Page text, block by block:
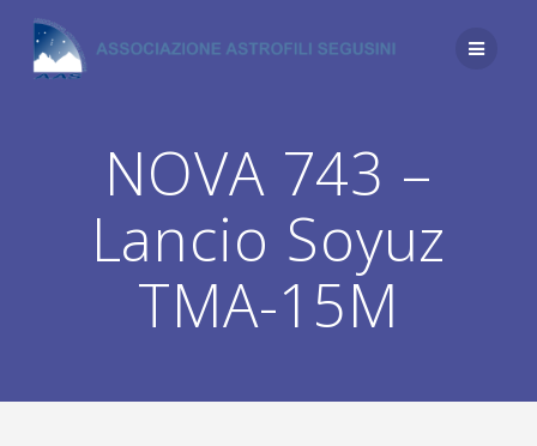
contenuto
NOVA 743 –
Lancio Soyuz
TMA-15M